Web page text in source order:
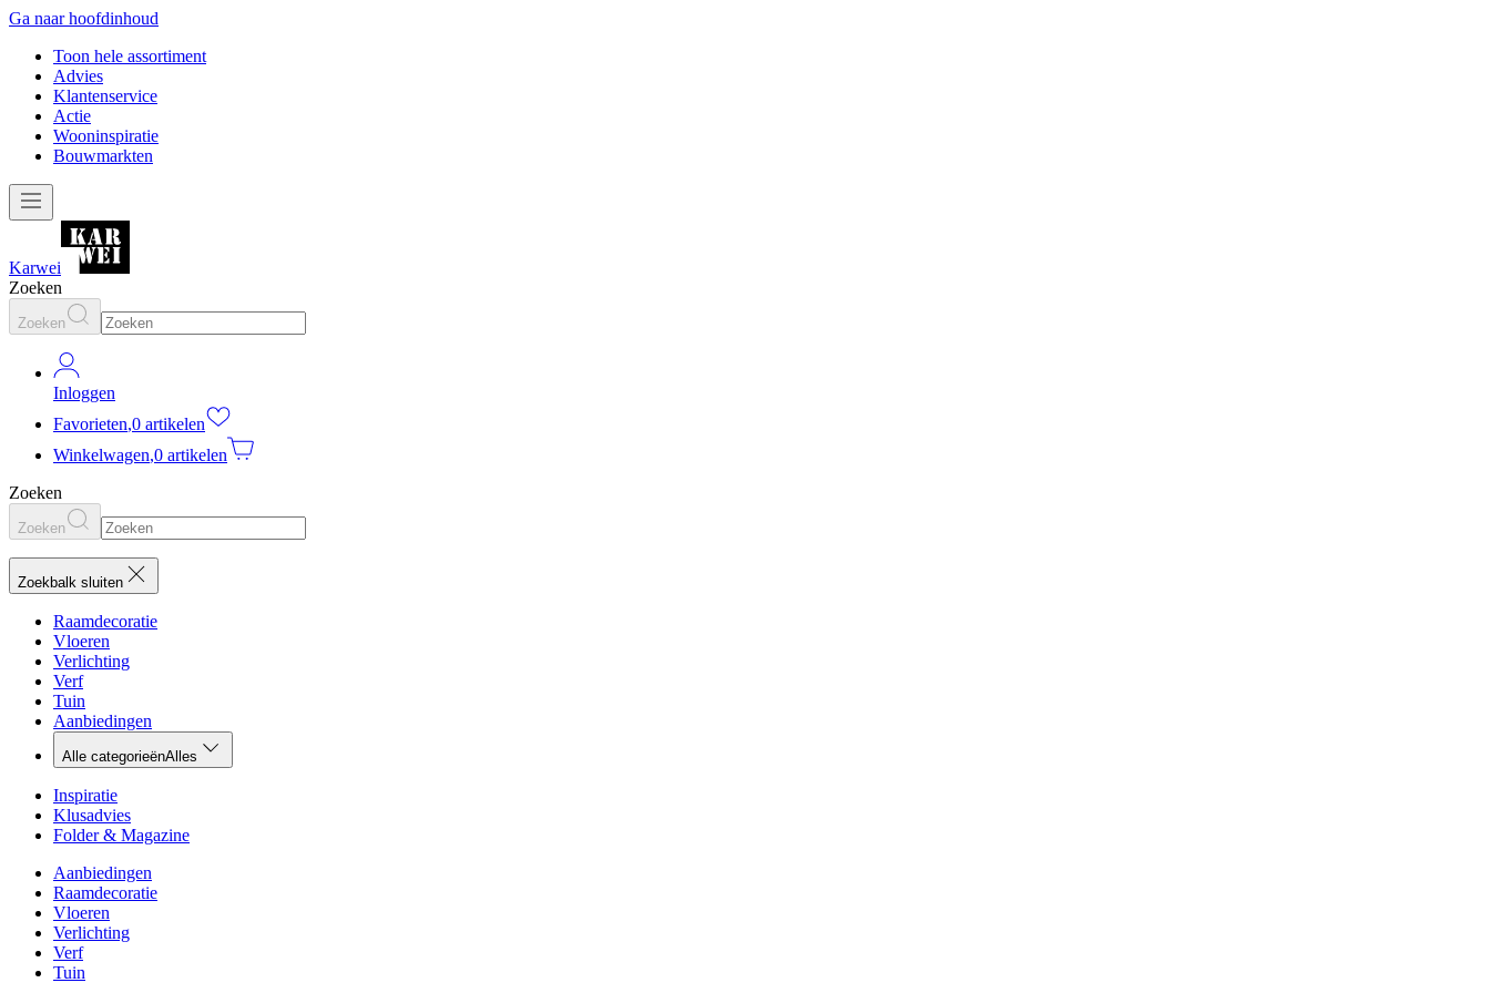
Ga naar hoofdinhoud
Toon hele assortiment
Advies
Klantenservice
Actie
Wooninspiratie
Bouwmarkten
Karwei
Zoeken
Zoeken
Inloggen
Favorieten,0 artikelen
Winkelwagen,0 artikelen
Zoeken
Zoeken
Zoekbalk sluiten
Raamdecoratie
Vloeren
Verlichting
Verf
Tuin
Aanbiedingen
Alle categorieënAlles
Inspiratie
Klusadvies
Folder & Magazine
Aanbiedingen
Raamdecoratie
Vloeren
Verlichting
Verf
Tuin